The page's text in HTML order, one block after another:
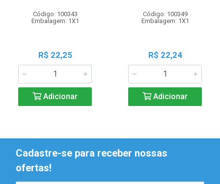
Código: 100343
Embalagem: 1X1
R$ 22,25
Adicionar
Código: 100349
Embalagem: 1X1
R$ 22,24
Adicionar
Cadastre-se para receber nossas
ofertas!